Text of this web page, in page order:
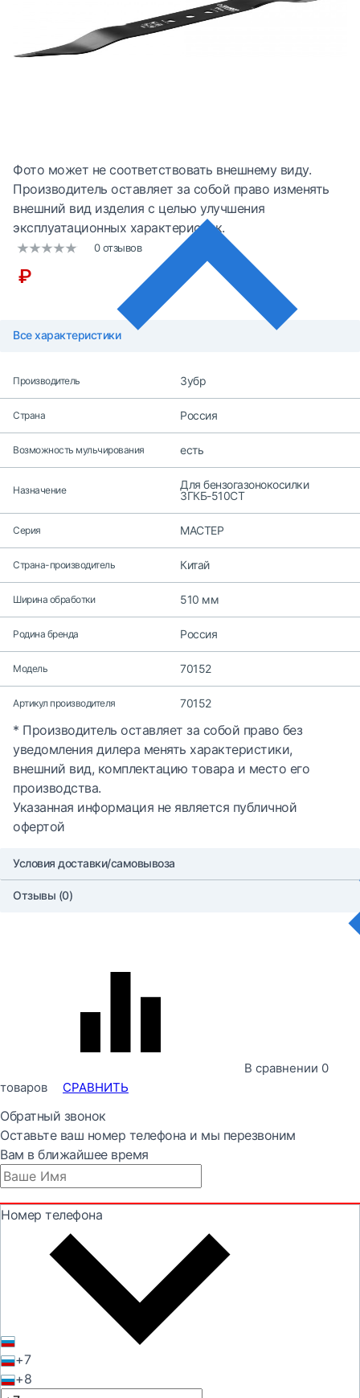
Фото может не соответствовать внешнему виду.
Производитель оставляет за собой право изменять
внешний вид изделия с целью улучшения
эксплуатационных характеристик.
0 отзывов
₽
Все характеристики
Производитель Зубр
Страна Россия
Возможность мульчирования есть
Назначение
Для бензогазонокосилки
ЗГКБ-510СТ
Серия МАСТЕР
Страна-производитель Китай
Ширина обработки 510 мм
Родина бренда Россия
Модель 70152
Артикул производителя 70152
* Производитель оставляет за собой право без
уведомления дилера менять характеристики,
внешний вид, комплектацию товара и место его
производства.
Указанная информация не является публичной
офертой
Условия доставки/самовывоза
Отзывы (0)
В сравнении 0
товаров
СРАВНИТЬ
Обратный звонок
Оставьте ваш номер телефона и мы перезвоним
Вам в ближайшее время
Номер телефона
+7
+8